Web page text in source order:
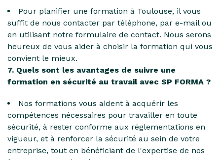
Pour planifier une formation à Toulouse, il vous
suffit de nous contacter par téléphone, par e-mail ou
en utilisant notre formulaire de contact. Nous serons
heureux de vous aider à choisir la formation qui vous
convient le mieux.
7. Quels sont les avantages de suivre une
formation en sécurité au travail avec SP FORMA ?
Nos formations vous aident à acquérir les
compétences nécessaires pour travailler en toute
sécurité, à rester conforme aux réglementations en
vigueur, et à renforcer la sécurité au sein de votre
entreprise, tout en bénéficiant de l'expertise de nos